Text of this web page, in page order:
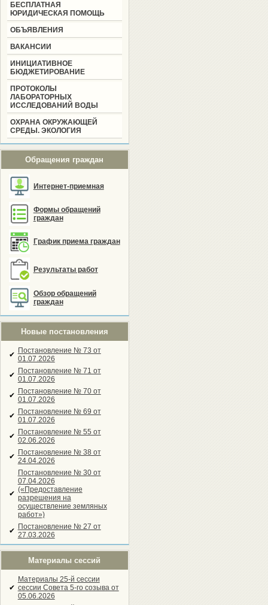
БЕСПЛАТНАЯ
ЮРИДИЧЕСКАЯ ПОМОЩЬ
ОБЪЯВЛЕНИЯ
ВАКАНСИИ
ИНИЦИАТИВНОЕ
БЮДЖЕТИРОВАНИЕ
ПРОТОКОЛЫ
ЛАБОРАТОРНЫХ
ИССЛЕДОВАНИЙ ВОДЫ
ОХРАНА ОКРУЖАЮЩЕЙ
СРЕДЫ. ЭКОЛОГИЯ
Обращения граждан
Интернет-приемная
Формы обращений
граждан
График приема граждан
Результаты работ
Обзор обращений
граждан
Новые постановления
✔ Постановление № 73 от
01.07.2026
✔ Постановление № 71 от
01.07.2026
✔ Постановление № 70 от
01.07.2026
✔ Постановление № 69 от
01.07.2026
✔ Постановление № 55 от
02.06.2026
✔ Постановление № 38 от
24.04.2026
✔
Постановление № 30 от
07.04.2026
(«Предоставление
разрешения на
осуществление земляных
работ»)
✔ Постановление № 27 от
27.03.2026
Материалы сессий
✔
Материалы 25-й сессии
сессии Совета 5-го созыва от
05.06.2026